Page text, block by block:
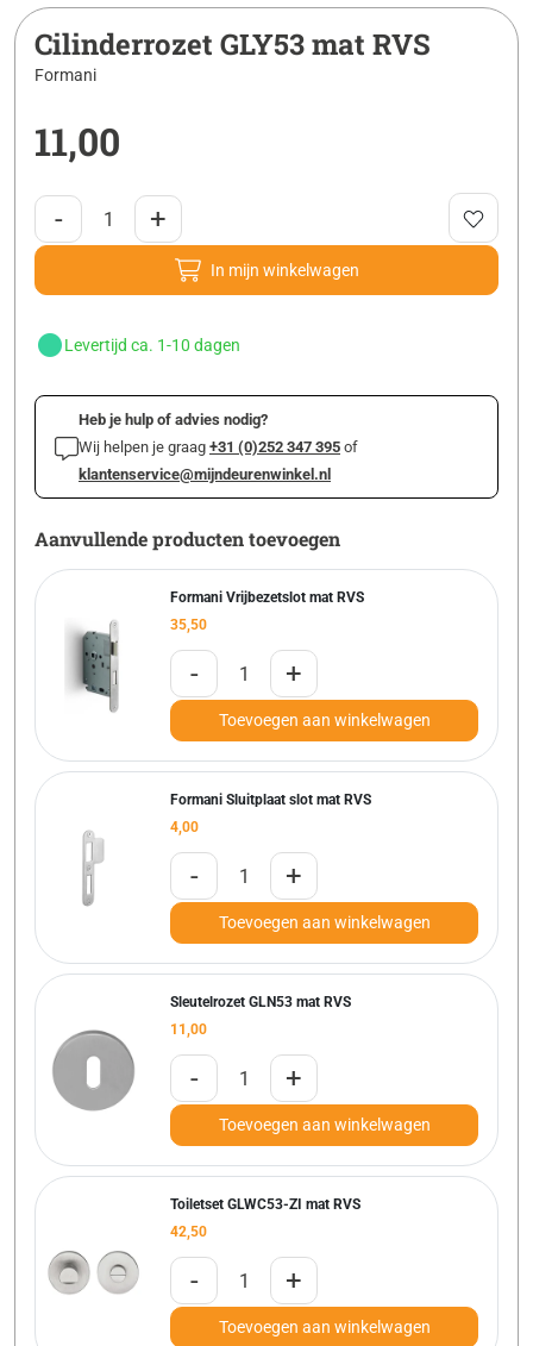
Cilinderrozet GLY53 mat RVS
Formani
11,00
- +
In mijn winkelwagen
Levertijd ca. 1-10 dagen
Heb je hulp of advies nodig?
Wij helpen je graag +31 (0)252 347 395 of
klantenservice@mijndeurenwinkel.nl
Aanvullende producten toevoegen
Formani Vrijbezetslot mat RVS
35,50
- +
Toevoegen aan winkelwagen
Formani Sluitplaat slot mat RVS
4,00
- +
Toevoegen aan winkelwagen
Sleutelrozet GLN53 mat RVS
11,00
- +
Toevoegen aan winkelwagen
Toiletset GLWC53-ZI mat RVS
42,50
- +
Toevoegen aan winkelwagen